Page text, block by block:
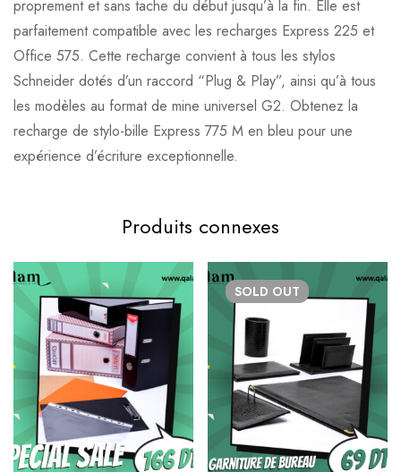
proprement et sans tache du début jusqu’à la fin. Elle est
parfaitement compatible avec les recharges Express 225 et
Office 575. Cette recharge convient à tous les stylos
Schneider dotés d’un raccord “Plug & Play”, ainsi qu’à tous
les modèles au format de mine universel G2. Obtenez la
recharge de stylo-bille Express 775 M en bleu pour une
expérience d’écriture exceptionnelle.
Produits connexes
SOLD OUT